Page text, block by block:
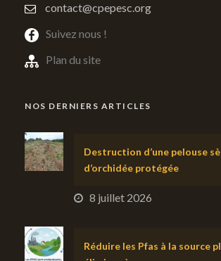
contact@cpepesc.org
Suivez nous !
Plan du site
NOS DERNIERS ARTICLES
Destruction d’une pelouse
d’orchidée protégée
8 juillet 2026
Réduire les Pfas à la source